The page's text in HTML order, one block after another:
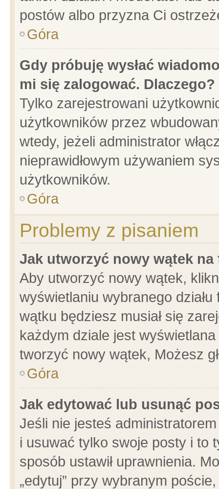
postów albo przyzna Ci
Góra
Gdy próbuję wysłać
mi się zalogować. Dlaczego?
Tylko zarejestrowani
użytkowników przez
wtedy, jeżeli administrator
nieprawidłowym używaniem
użytkowników.
Góra
Problemy z pisaniem
Jak utworzyć nowy wątek na
Aby utworzyć nowy wątek,
wyświetlaniu wybranego
wątku będziesz musiał się
każdym dziale jest
tworzyć nowy wątek, Możesz
Góra
Jak edytować lub usunąć
Jeśli nie jesteś
i usuwać tylko swoje posty i to
sposób ustawił uprawnienia.
„edytuj” przy wybranym